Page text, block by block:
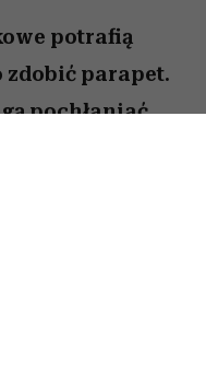
potrafią
parapet.
pochłaniać